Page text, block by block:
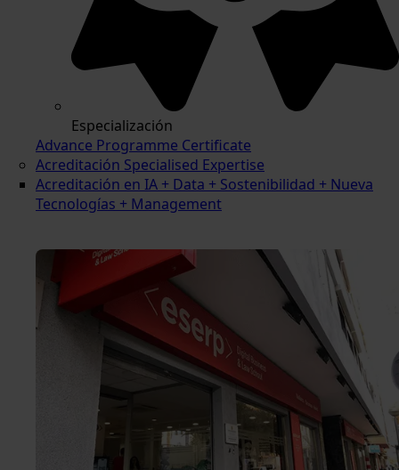
Especialización
Advance Programme Certificate
Acreditación Specialised Expertise
Acreditación en IA + Data + Sostenibilidad + Nueva
Tecnologías + Management